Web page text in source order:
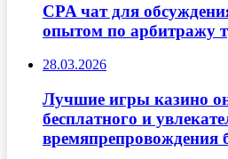
CPA чат для
опытом по арбитражу
28.03.2026
Лучшие игры казино
бесплатного и
времяпрепровождения